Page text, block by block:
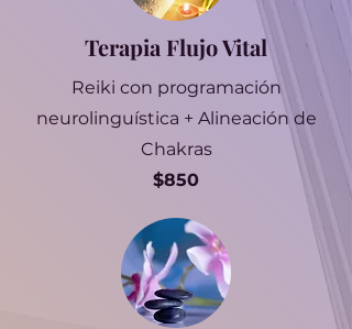
Terapia Flujo Vital
Reiki con programación
neurolinguística + Alineación de
Chakras
$850